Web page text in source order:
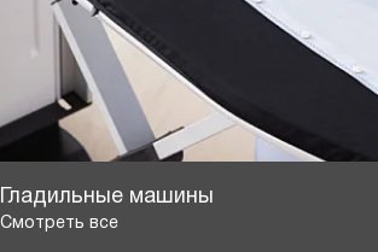
Гладильные машины
Смотреть все